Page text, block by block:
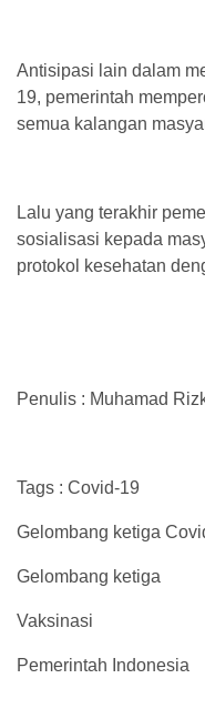
Antisipasi lain dalam
19, pemerintah
semua kalangan
Lalu yang terakhir
sosialisasi kepada
protokol kesehatan
Penulis : Muhamad
Tags : Covid-19
Gelombang ketiga
Gelombang ketiga
Vaksinasi
Pemerintah Indonesia